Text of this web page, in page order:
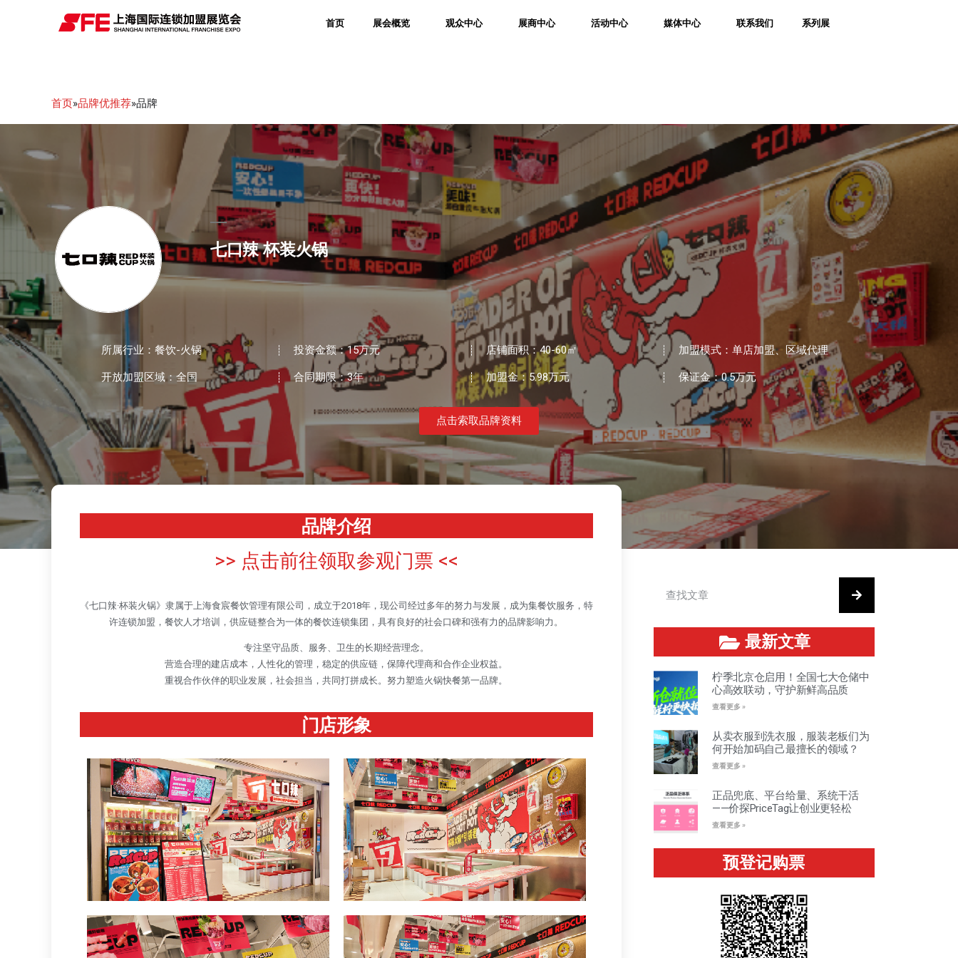
首页 展会概览 观众中心 展商中心 活动中心 媒体中心 联系我们 系列展
首页»品牌优推荐»品牌
七口辣 杯装火锅
所属行业：餐饮-火锅 投资金额：15万元 店铺面积：40-60㎡ 加盟模式：单店加盟、区域代理
开放加盟区域：全国 合同期限：3年 加盟金：5.98万元 保证金：0.5万元
点击索取品牌资料
品牌介绍
>> 点击前往领取参观门票 <<
《七口辣·杯装火锅》隶属于上海食宸餐饮管理有限公司，成立于2018年，现公司经过多年的努力与发展，成为集餐饮服务，特
许连锁加盟，餐饮人才培训，供应链整合为一体的餐饮连锁集团，具有良好的社会口碑和强有力的品牌影响力。
专注坚守品质、服务、卫生的长期经营理念。
营造合理的建店成本，人性化的管理，稳定的供应链，保障代理商和合作企业权益。
重视合作伙伴的职业发展，社会担当，共同打拼成长。努力塑造火锅快餐第一品牌。
门店形象
最新文章
柠季北京仓启用！全国七大仓储中
心高效联动，守护新鲜高品质
查看更多 »
从卖衣服到洗衣服，服装老板们为
何开始加码自己最擅长的领域？
查看更多 »
正品兜底、平台给量、系统干活
——价探PriceTag让创业更轻松
查看更多 »
预登记购票